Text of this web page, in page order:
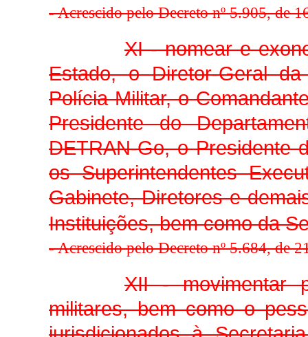
-Acrescido pelo Decreto nº 5.905, de
XI - nomear e
Estado, o Diretor-Geral
Polícia Militar, o
Presidente do
DETRAN-Go, o Presidente
os Superintendentes
Gabinete, Diretores e
Instituições, bem como da
-Acrescido pelo Decreto nº 5.684, de
XII - movimentar
militares, bem como o